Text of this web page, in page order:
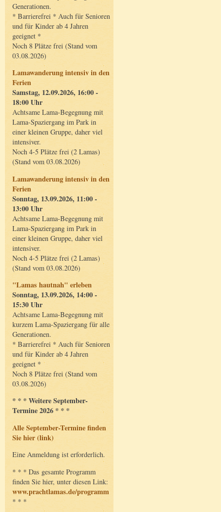
Generationen.
* Barrierefrei * Auch für Senioren
und für Kinder ab 4 Jahren
geeignet *
Noch 8 Plätze frei (Stand vom
03.08.2026)
Lamawanderung intensiv in den
Ferien
Samstag, 12.09.2026, 16:00 -
18:00 Uhr
Achtsame Lama-Begegnung mit
Lama-Spaziergang im Park in
einer kleinen Gruppe, daher viel
intensiver.
Noch 4-5 Plätze frei (2 Lamas)
(Stand vom 03.08.2026)
Lamawanderung intensiv in den
Ferien
Sonntag, 13.09.2026, 11:00 -
13:00 Uhr
Achtsame Lama-Begegnung mit
Lama-Spaziergang im Park in
einer kleinen Gruppe, daher viel
intensiver.
Noch 4-5 Plätze frei (2 Lamas)
(Stand vom 03.08.2026)
"Lamas hautnah" erleben
Sonntag, 13.09.2026, 14:00 -
15:30 Uhr
Achtsame Lama-Begegnung mit
kurzem Lama-Spaziergang für alle
Generationen.
* Barrierefrei * Auch für Senioren
und für Kinder ab 4 Jahren
geeignet *
Noch 8 Plätze frei (Stand vom
03.08.2026)
* * * Weitere September-
Termine 2026 * * *
Alle September-Termine finden
Sie hier (link)
Eine Anmeldung ist erforderlich.
* * * Das gesamte Programm
finden Sie hier, unter diesen Link:
www.prachtlamas.de/programm
* * *